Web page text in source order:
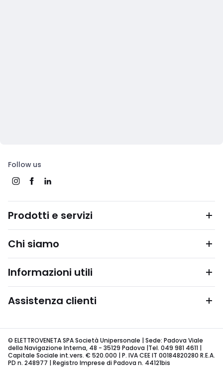
Follow us
Prodotti e servizi
Chi siamo
Informazioni utili
Assistenza clienti
© ELETTROVENETA SPA Società Unipersonale | Sede: Padova Viale
della Navigazione Interna, 48 - 35129 Padova |Tel. 049 981 4611 |
Capitale Sociale int.vers. € 520.000 | P. IVA CEE IT 00184820280 R.E.A.
PD n. 248977 | Registro Imprese di Padova n. 44121bis